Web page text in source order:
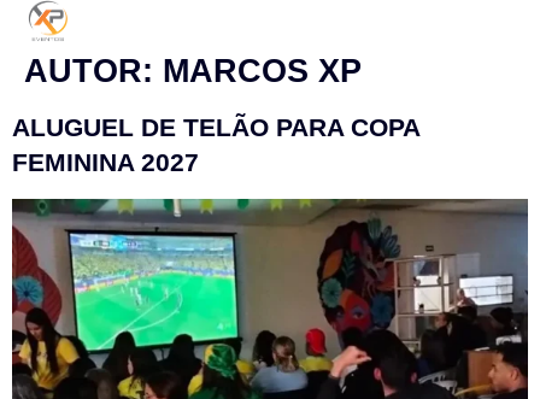
AUTOR: MARCOS XP
ALUGUEL DE TELÃO PARA COPA
FEMININA 2027